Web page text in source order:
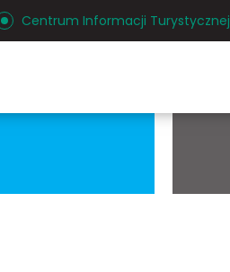
Centrum Informacji Turystycznej